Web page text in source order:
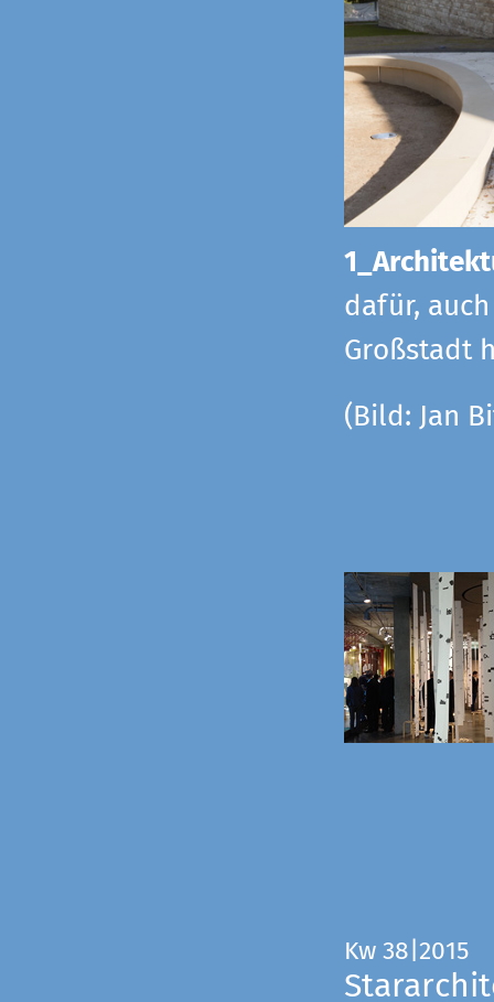
dafür,
Großstadt
(Bild: Jan
Kw 38|2015